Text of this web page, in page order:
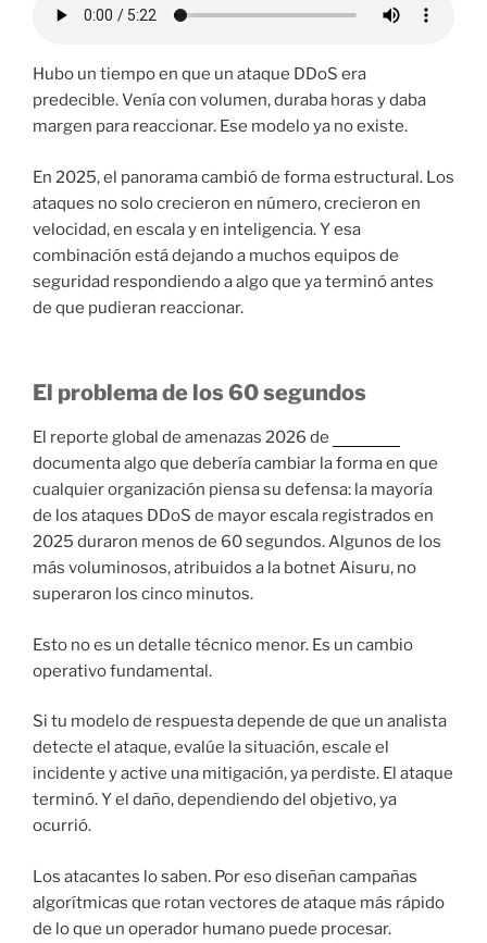
Hubo un tiempo en que un ataque DDoS era
predecible. Venía con volumen, duraba horas y daba
margen para reaccionar. Ese modelo ya no existe.
En 2025, el panorama cambió de forma estructural. Los
ataques no solo crecieron en número, crecieron en
velocidad, en escala y en inteligencia. Y esa
combinación está dejando a muchos equipos de
seguridad respondiendo a algo que ya terminó antes
de que pudieran reaccionar.
El problema de los 60 segundos
El reporte global de amenazas 2026 de
documenta algo que debería cambiar la forma en que
cualquier organización piensa su defensa: la mayoría
de los ataques DDoS de mayor escala registrados en
2025 duraron menos de 60 segundos. Algunos de los
más voluminosos, atribuidos a la botnet Aisuru, no
superaron los cinco minutos.
Esto no es un detalle técnico menor. Es un cambio
operativo fundamental.
Si tu modelo de respuesta depende de que un analista
detecte el ataque, evalúe la situación, escale el
incidente y active una mitigación, ya perdiste. El ataque
terminó. Y el daño, dependiendo del objetivo, ya
ocurrió.
Los atacantes lo saben. Por eso diseñan campañas
algorítmicas que rotan vectores de ataque más rápido
de lo que un operador humano puede procesar.